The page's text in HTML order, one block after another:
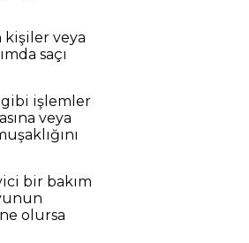
kişiler veya
saçı
gibi işlemler
veya
bir bakım
olursa